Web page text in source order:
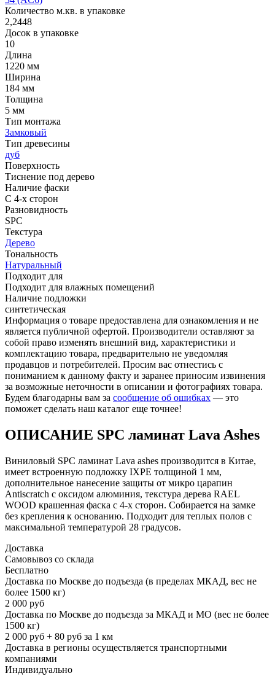
Количество м.кв. в упаковке
2,2448
Досок в упаковке
10
Длина
1220 мм
Ширина
184 мм
Толщина
5 мм
Тип монтажа
Замковый
Тип древесины
дуб
Поверхность
Тиснение под дерево
Наличие фаски
С 4-х сторон
Разновидность
SPC
Текстура
Дерево
Тональность
Натуральный
Подходит для
Подходит для влажных помещений
Наличие подложки
синтетическая
Информация о товаре предоставлена для ознакомления и не
является публичной офертой. Производители оставляют за
собой право изменять внешний вид, характеристики и
комплектацию товара, предварительно не уведомляя
продавцов и потребителей. Просим вас отнестись с
пониманием к данному факту и заранее приносим извинения
за возможные неточности в описании и фотографиях товара.
Будем благодарны вам за сообщение об ошибках — это
поможет сделать наш каталог еще точнее!
ОПИСАНИЕ SPC ламинат Lava Ashes
Виниловый SPC ламинат Lava ashes производится в Китае,
имеет встроенную подложку IXPE толщиной 1 мм,
дополнительное нанесение защиты от микро царапин
Antiscratch с оксидом алюминия, текстура дерева RAEL
WOOD крашенная фаска с 4-х сторон. Собирается на замке
без крепления к основанию. Подходит для теплых полов с
максимальной температурой 28 градусов.
Доставка
Самовывоз со склада
Бесплатно
Доставка по Москве до подъезда (в пределах МКАД, вес не
более 1500 кг)
2 000 руб
Доставка по Москве до подъезда за МКАД и МО (вес не более
1500 кг)
2 000 руб + 80 руб за 1 км
Доставка в регионы осуществляется транспортными
компаниями
Индивидуально